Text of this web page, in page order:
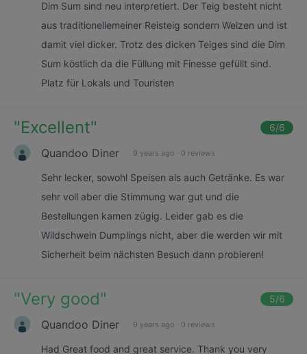
Dim Sum sind neu interpretiert. Der Teig besteht nicht
aus traditionellemeiner Reisteig sondern Weizen und ist
damit viel dicker. Trotz des dicken Teiges sind die Dim
Sum köstlich da die Füllung mit Finesse gefüllt sind.
Platz für Lokals und Touristen
"Excellent" 6/6
Quandoo Diner 9 years ago · 0 reviews
Sehr lecker, sowohl Speisen als auch Getränke. Es war
sehr voll aber die Stimmung war gut und die
Bestellungen kamen zügig. Leider gab es die
Wildschwein Dumplings nicht, aber die werden wir mit
Sicherheit beim nächsten Besuch dann probieren!
"Very good" 5/6
Quandoo Diner 9 years ago · 0 reviews
Had Great food and great service. Thank you very